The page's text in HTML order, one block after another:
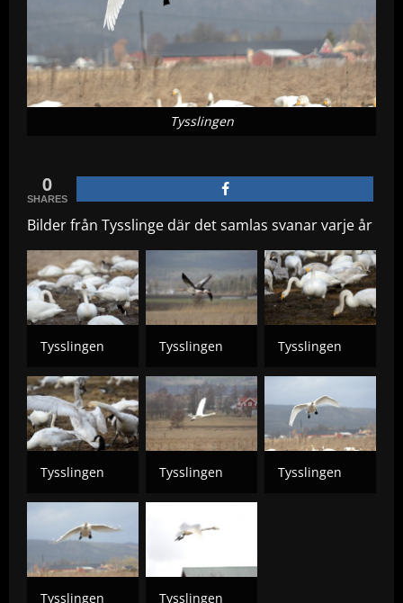
Tysslingen
0
SHARES
Bilder från Tysslinge där det samlas svanar varje år
Tysslingen Tysslingen Tysslingen
Tysslingen Tysslingen Tysslingen
Tysslingen Tysslingen